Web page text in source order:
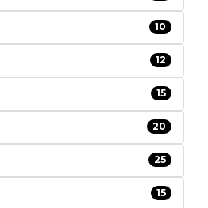
10
12
15
20
25
15